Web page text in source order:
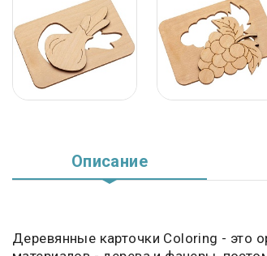
Описание
Деревянные карточки Coloring - это